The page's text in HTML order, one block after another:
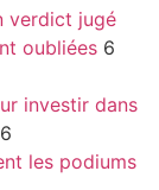
verdict jugé
oubliées 6
investir dans
les podiums